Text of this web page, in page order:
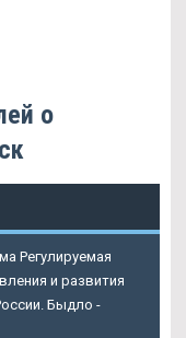
о
Регулируемая
и развития
Быдло -